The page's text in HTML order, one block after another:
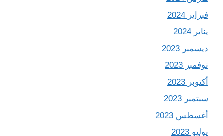
فبراير 2024
يناير 2024
ديسمبر 2023
نوفمبر 2023
أكتوبر 2023
سبتمبر 2023
أغسطس 2023
يوليو 2023